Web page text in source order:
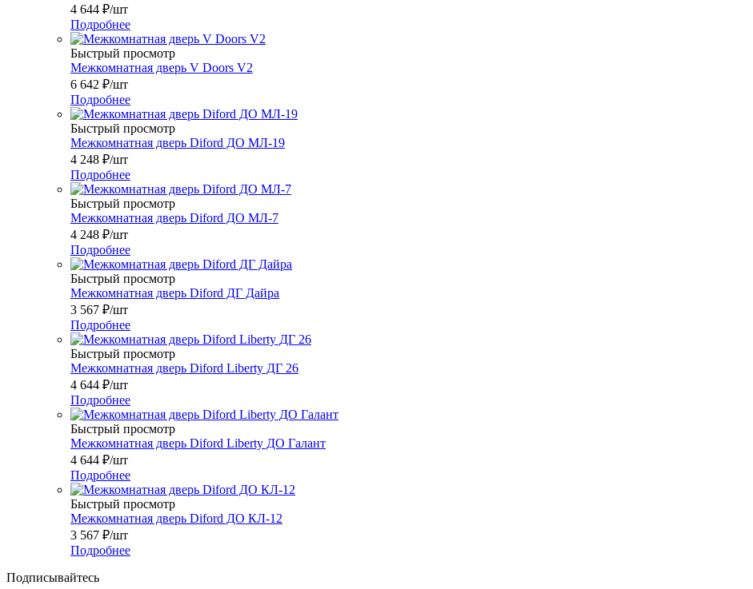
4 644 ₽/шт
Подробнее
Быстрый просмотр
Межкомнатная дверь V Doors V2
6 642 ₽/шт
Подробнее
Быстрый просмотр
Межкомнатная дверь Diford ДО МЛ-19
4 248 ₽/шт
Подробнее
Быстрый просмотр
Межкомнатная дверь Diford ДО МЛ-7
4 248 ₽/шт
Подробнее
Быстрый просмотр
Межкомнатная дверь Diford ДГ Дайра
3 567 ₽/шт
Подробнее
Быстрый просмотр
Межкомнатная дверь Diford Liberty ДГ 26
4 644 ₽/шт
Подробнее
Быстрый просмотр
Межкомнатная дверь Diford Liberty ДО Галант
4 644 ₽/шт
Подробнее
Быстрый просмотр
Межкомнатная дверь Diford ДО КЛ-12
3 567 ₽/шт
Подробнее
Подписывайтесь